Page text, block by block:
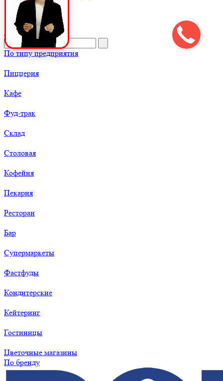
По типу предприятия
Пиццерия
Кафе
Фуд-трак
Склад
Столовая
Кофейня
Пекарня
Ресторан
Бар
Супермаркеты
Фастфуды
Кондитерские
Кейтеринг
Гостиницы
Цветочные магазины
По бренду